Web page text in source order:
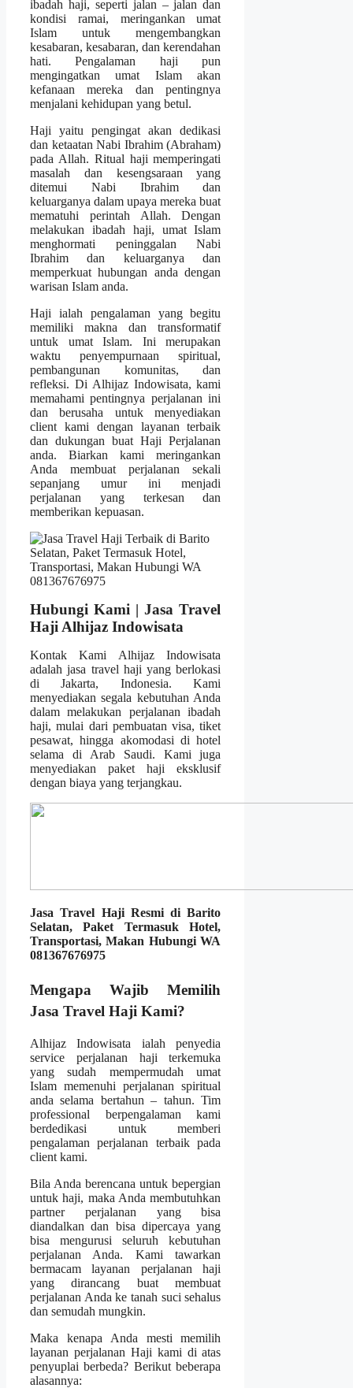
ibadah haji, seperti jalan – jalan dan
kondisi ramai, meringankan umat
Islam untuk mengembangkan
kesabaran, kesabaran, dan kerendahan
hati. Pengalaman haji pun
mengingatkan umat Islam akan
kefanaan mereka dan pentingnya
menjalani kehidupan yang betul.
Haji yaitu pengingat akan dedikasi
dan ketaatan Nabi Ibrahim (Abraham)
pada Allah. Ritual haji memperingati
masalah dan kesengsaraan yang
ditemui Nabi Ibrahim dan
keluarganya dalam upaya mereka buat
mematuhi perintah Allah. Dengan
melakukan ibadah haji, umat Islam
menghormati peninggalan Nabi
Ibrahim dan keluarganya dan
memperkuat hubungan anda dengan
warisan Islam anda.
Haji ialah pengalaman yang begitu
memiliki makna dan transformatif
untuk umat Islam. Ini merupakan
waktu penyempurnaan spiritual,
pembangunan komunitas, dan
refleksi. Di Alhijaz Indowisata, kami
memahami pentingnya perjalanan ini
dan berusaha untuk menyediakan
client kami dengan layanan terbaik
dan dukungan buat Haji Perjalanan
anda. Biarkan kami meringankan
Anda membuat perjalanan sekali
sepanjang umur ini menjadi
perjalanan yang terkesan dan
memberikan kepuasan.
Hubungi Kami | Jasa Travel
Haji Alhijaz Indowisata
Kontak Kami Alhijaz Indowisata
adalah jasa travel haji yang berlokasi
di Jakarta, Indonesia. Kami
menyediakan segala kebutuhan Anda
dalam melakukan perjalanan ibadah
haji, mulai dari pembuatan visa, tiket
pesawat, hingga akomodasi di hotel
selama di Arab Saudi. Kami juga
menyediakan paket haji eksklusif
dengan biaya yang terjangkau.
Jasa Travel Haji Resmi di Barito
Selatan, Paket Termasuk Hotel,
Transportasi, Makan Hubungi WA
081367676975
Mengapa Wajib Memilih
Jasa Travel Haji Kami?
Alhijaz Indowisata ialah penyedia
service perjalanan haji terkemuka
yang sudah mempermudah umat
Islam memenuhi perjalanan spiritual
anda selama bertahun – tahun. Tim
professional berpengalaman kami
berdedikasi untuk memberi
pengalaman perjalanan terbaik pada
client kami.
Bila Anda berencana untuk bepergian
untuk haji, maka Anda membutuhkan
partner perjalanan yang bisa
diandalkan dan bisa dipercaya yang
bisa mengurusi seluruh kebutuhan
perjalanan Anda. Kami tawarkan
bermacam layanan perjalanan haji
yang dirancang buat membuat
perjalanan Anda ke tanah suci sehalus
dan semudah mungkin.
Maka kenapa Anda mesti memilih
layanan perjalanan Haji kami di atas
penyuplai berbeda? Berikut beberapa
alasannya: